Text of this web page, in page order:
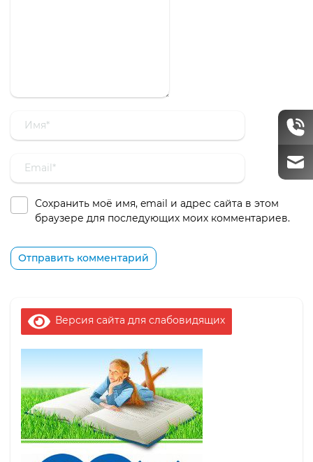
Сохранить моё имя, email и адрес сайта в этом
браузере для последующих моих комментариев.
Версия сайта для слабовидящих